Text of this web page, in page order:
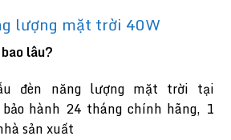
lượng mặt trời 40W
lâu?
đèn năng lượng mặt trời tại
bảo hành 24 tháng chính hãng, 1
sản xuất